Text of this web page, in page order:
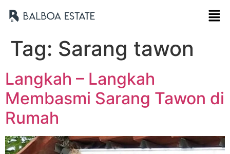
Tag: Sarang tawon
Langkah – Langkah
Membasmi Sarang Tawon di
Rumah